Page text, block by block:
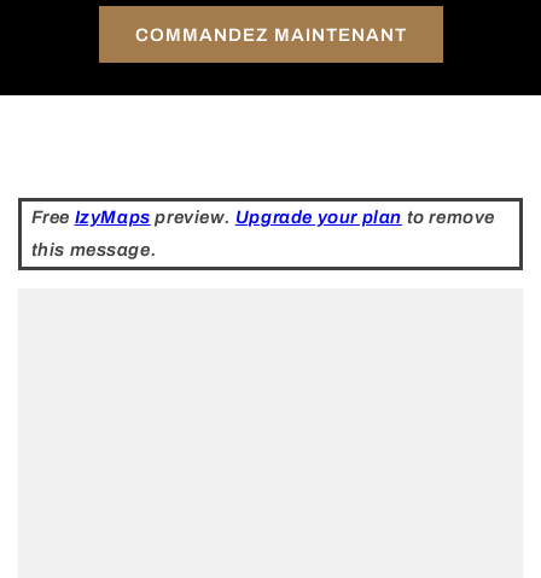
COMMANDEZ MAINTENANT
Free IzyMaps preview. Upgrade your plan to remove
this message.